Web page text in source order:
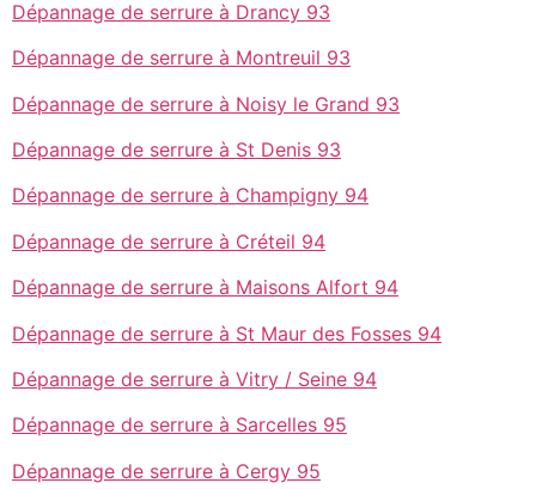
Dépannage de serrure à Drancy 93
Dépannage de serrure à Montreuil 93
Dépannage de serrure à Noisy le Grand 93
Dépannage de serrure à St Denis 93
Dépannage de serrure à Champigny 94
Dépannage de serrure à Créteil 94
Dépannage de serrure à Maisons Alfort 94
Dépannage de serrure à St Maur des Fosses 94
Dépannage de serrure à Vitry / Seine 94
Dépannage de serrure à Sarcelles 95
Dépannage de serrure à Cergy 95